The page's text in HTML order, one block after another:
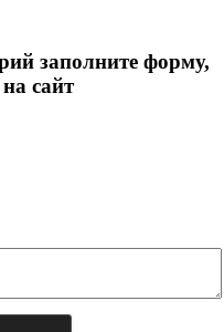
заполните форму,
сайт